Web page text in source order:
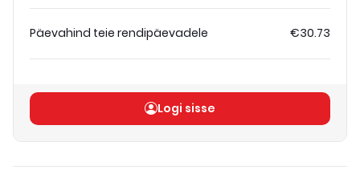
Päevahind teie rendipäevadele €30.73
Logi sisse